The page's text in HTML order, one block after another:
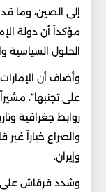
إلى الصين، وما
مؤكداً أن دولة
الحلول السياسية
وأضاف أن
على تجنبها”،
روابط جغرافية
والصراع خياراً غير
وإيران.
وشدد قرقاش على